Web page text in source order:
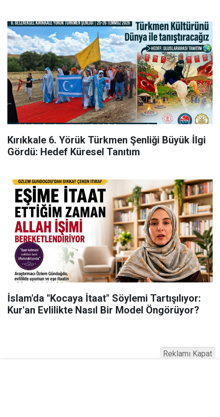
Kırıkkale 6. Yörük Türkmen Şenliği Büyük İlgi
Gördü: Hedef Küresel Tanıtım
İslam'da "Kocaya İtaat" Söylemi Tartışılıyor:
Kur'an Evlilikte Nasıl Bir Model Öngörüyor?
Reklamı Kapat